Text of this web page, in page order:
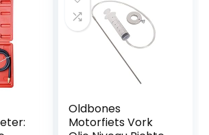
Oldbones
Motorfiets Vork